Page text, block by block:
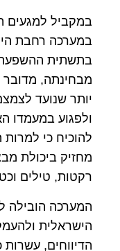
במקביל למגעים
במערכה רחבת
בתשתית ההשפעה
מבחינתה,
יותר שנועד
ולפגוע במעמדו
להוכיח כי
מחזיק ביכולת
רקטות, טילים
המערכה הובילה
הישראלית
הדיווחים, עשרות